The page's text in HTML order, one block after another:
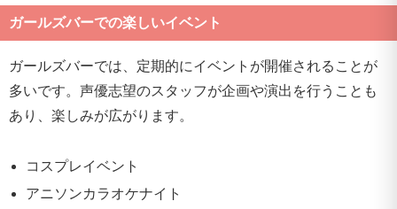
ガールズバーでの楽しいイベント
ガールズバーでは、定期的にイベントが開催されることが
多いです。声優志望のスタッフが企画や演出を行うことも
あり、楽しみが広がります。
コスプレイベント
アニソンカラオケナイト